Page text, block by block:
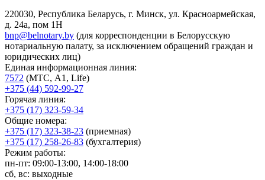
220030, Республика Беларусь, г. Минск, ул. Красноармейская,
д. 24а, пом 1Н
bnp@belnotary.by (для корреспонденции в Белорусскую
нотариальную палату, за исключением обращений граждан и
юридических лиц)
Единая информационная линия:
7572 (МТС, A1, Life)
+375 (44) 592-99-27
Горячая линия:
+375 (17) 323-59-34
Общие номера:
+375 (17) 323-38-23 (приемная)
+375 (17) 258-26-83 (бухгалтерия)
Режим работы:
пн-пт: 09:00-13:00, 14:00-18:00
сб, вс: выходные